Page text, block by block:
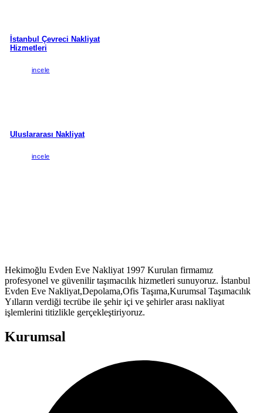
İstanbul Çevreci Nakliyat
Hizmetleri
incele
Uluslararası Nakliyat
incele
Hekimoğlu Evden Eve Nakliyat 1997 Kurulan firmamız
profesyonel ve güvenilir taşımacılık hizmetleri sunuyoruz. İstanbul
Evden Eve Nakliyat,Depolama,Ofis Taşıma,Kurumsal Taşımacılık
Yılların verdiği tecrübe ile şehir içi ve şehirler arası nakliyat
işlemlerini titizlikle gerçekleştiriyoruz.
Kurumsal